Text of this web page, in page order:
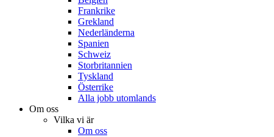
Frankrike
Grekland
Nederländerna
Spanien
Schweiz
Storbritannien
Tyskland
Österrike
Alla jobb utomlands
Om oss
Vilka vi är
Om oss